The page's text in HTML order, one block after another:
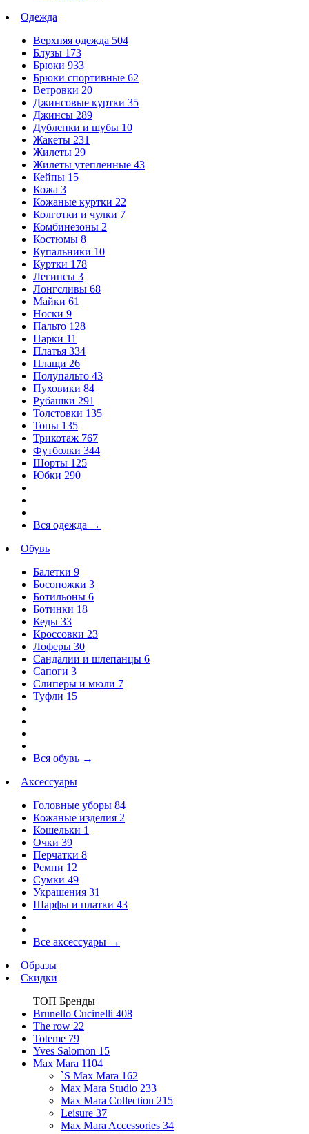
Одежда
Верхняя одежда 504
Блузы 173
Брюки 933
Брюки спортивные 62
Ветровки 20
Джинсовые куртки 35
Джинсы 289
Дубленки и шубы 10
Жакеты 231
Жилеты 29
Жилеты утепленные 43
Кейпы 15
Кожа 3
Кожаные куртки 22
Колготки и чулки 7
Комбинезоны 2
Костюмы 8
Купальники 10
Куртки 178
Легинсы 3
Лонгсливы 68
Майки 61
Носки 9
Пальто 128
Парки 11
Платья 334
Плащи 26
Полупальто 43
Пуховики 84
Рубашки 291
Толстовки 135
Топы 135
Трикотаж 767
Футболки 344
Шорты 125
Юбки 290
Вся одежда →
Обувь
Балетки 9
Босоножки 3
Ботильоны 6
Ботинки 18
Кеды 33
Кроссовки 23
Лоферы 30
Сандалии и шлепанцы 6
Сапоги 3
Слиперы и мюли 7
Туфли 15
Вся обувь →
Аксессуары
Головные уборы 84
Кожаные изделия 2
Кошельки 1
Очки 39
Перчатки 8
Ремни 12
Сумки 49
Украшения 31
Шарфы и платки 43
Все аксессуары →
Образы
Скидки
ТОП Бренды
Brunello Cucinelli 408
The row 22
Toteme 79
Yves Salomon 15
Max Mara 1104
`S Max Mara 162
Max Mara Studio 233
Max Mara Collection 215
Leisure 37
Max Mara Accessories 34